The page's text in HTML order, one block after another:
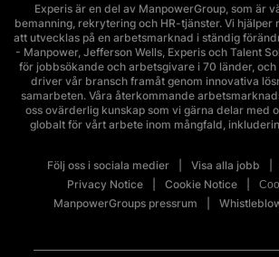
Experis är en del av ManpowerGroup, som är
bemanning, rekrytering och HR-tjänster. Vi hjälper
att utvecklas på en arbetsmarknad i ständig
- Manpower, Jefferson Wells, Experis och Talent
för jobbsökande och arbetsgivare i 70 länder, och
driver vår bransch framåt genom innovativa
samarbeten. Våra återkommande
oss ovärderlig kunskap som vi gärna delar med
globalt för vårt arbete inom mångfald,
Följ oss i sociala medier Visa alla jobb
Privacy Notice
Cookie Notice
ManpowerGroups pressrum